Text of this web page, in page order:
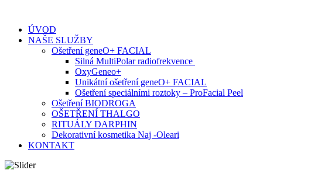
contentÚVOD
NAŠE SLUŽBY
Ošetření geneO+ FACIAL
Silná MultiPolar radiofrekvence
OxyGeneo+
Unikátní ošetření geneO+ FACIAL
Ošetření speciálními roztoky – ProFacial Peel
Ošetření BIODROGA
OŠETŘENÍ THALGO
RITUÁLY DARPHIN
Dekorativní kosmetika Naj -Oleari
KONTAKT